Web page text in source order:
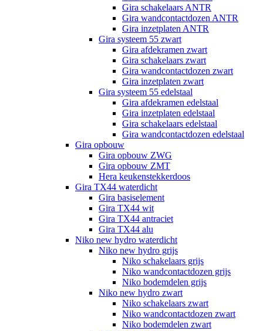
Gira schakelaars ANTR
Gira wandcontactdozen ANTR
Gira inzetplaten ANTR
Gira systeem 55 zwart
Gira afdekramen zwart
Gira schakelaars zwart
Gira wandcontactdozen zwart
Gira inzetplaten zwart
Gira systeem 55 edelstaal
Gira afdekramen edelstaal
Gira inzetplaten edelstaal
Gira schakelaars edelstaal
Gira wandcontactdozen edelstaal
Gira opbouw
Gira opbouw ZWG
Gira opbouw ZMT
Hera keukenstekkerdoos
Gira TX44 waterdicht
Gira basiselement
Gira TX44 wit
Gira TX44 antraciet
Gira TX44 alu
Niko new hydro waterdicht
Niko new hydro grijs
Niko schakelaars grijs
Niko wandcontactdozen grijs
Niko bodemdelen grijs
Niko new hydro zwart
Niko schakelaars zwart
Niko wandcontactdozen zwart
Niko bodemdelen zwart